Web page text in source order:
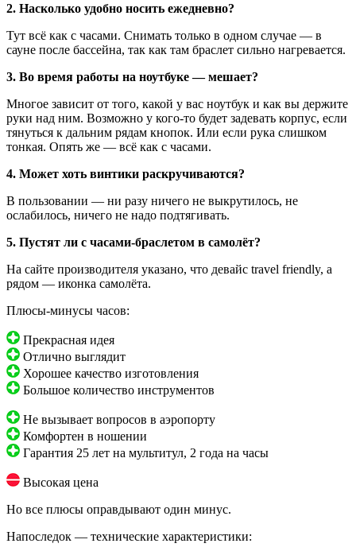
2. Насколько удобно носить ежедневно?
Тут всё как с часами. Снимать только в одном случае — в
сауне после бассейна, так как там браслет сильно нагревается.
3. Во время работы на ноутбуке — мешает?
Многое зависит от того, какой у вас ноутбук и как вы держите
руки над ним. Возможно у кого-то будет задевать корпус, если
тянуться к дальним рядам кнопок. Или если рука слишком
тонкая. Опять же — всё как с часами.
4. Может хоть винтики раскручиваются?
В пользовании — ни разу ничего не выкрутилось, не
ослабилось, ничего не надо подтягивать.
5. Пустят ли с часами-браслетом в самолёт?
На сайте производителя указано, что девайс travel friendly, а
рядом — иконка самолёта.
Плюсы-минусы часов:
Прекрасная идея
Отлично выглядит
Хорошее качество изготовления
Большое количество инструментов
Не вызывает вопросов в аэропорту
Комфортен в ношении
Гарантия 25 лет на мультитул, 2 года на часы
Высокая цена
Но все плюсы оправдывают один минус.
Напоследок — технические характеристики: